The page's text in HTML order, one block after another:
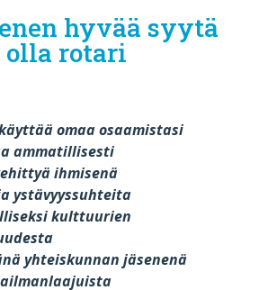
hyvää syytä
olla rotari
omaa osaamistasi
ammatillisesti
ihmisenä
ystävyyssuhteita
kulttuurien
yhteiskunnan jäsenenä